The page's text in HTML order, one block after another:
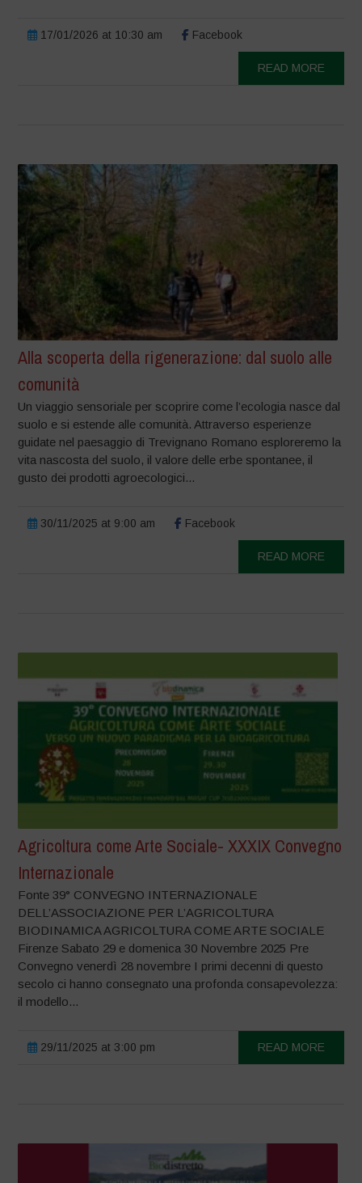
17/01/2026 at 10:30 am Facebook
READ MORE
Alla scoperta della rigenerazione: dal suolo alle
comunità
Un viaggio sensoriale per scoprire come l’ecologia nasce dal
suolo e si estende alle comunità. Attraverso esperienze
guidate nel paesaggio di Trevignano Romano esploreremo la
vita nascosta del suolo, il valore delle erbe spontanee, il
gusto dei prodotti agroecologici...
30/11/2025 at 9:00 am Facebook
READ MORE
Agricoltura come Arte Sociale- XXXIX Convegno
Internazionale
Fonte 39° CONVEGNO INTERNAZIONALE
DELL’ASSOCIAZIONE PER L’AGRICOLTURA
BIODINAMICA AGRICOLTURA COME ARTE SOCIALE
Firenze Sabato 29 e domenica 30 Novembre 2025 Pre
Convegno venerdì 28 novembre I primi decenni di questo
secolo ci hanno consegnato una profonda consapevolezza:
il modello...
29/11/2025 at 3:00 pm READ MORE